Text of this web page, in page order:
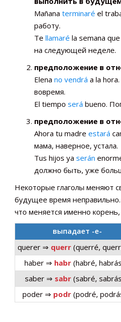
Mañana terminaré el
работу.
Te llamaré la semana
на следующей неделе.
предположение в
Elena no vendrá a la
вовремя.
El tiempo será bueno.
предположение в
Ahora tu madre estará
мама, наверное, устала.
Tus hijos ya serán
должно быть, уже
Некоторые глаголы меняют
будущее время
что меняется именно
выпадает -e-
querer ⇒ querr (querré,
haber ⇒ habr (habré,
saber ⇒ sabr(sabré,
poder ⇒ podr (podré,